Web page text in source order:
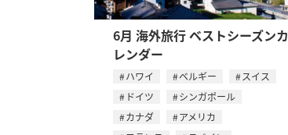
6月 海外旅行 ベストシーズンカ
レンダー
ハワイ ベルギー
スイス
ドイツ
シンガポール
カナダ
アメリカ